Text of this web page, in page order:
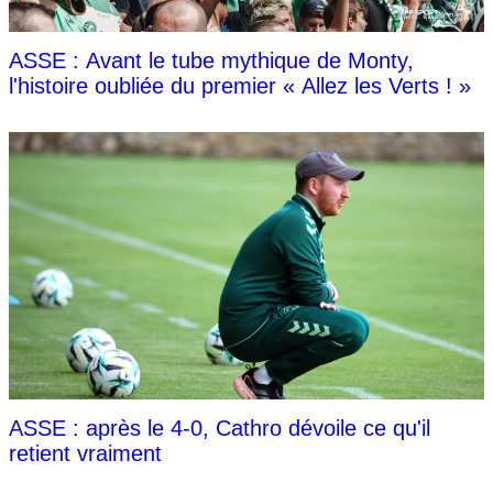
ASSE : Avant le tube mythique de Monty,
l'histoire oubliée du premier « Allez les Verts ! »
ASSE : après le 4-0, Cathro dévoile ce qu'il
retient vraiment